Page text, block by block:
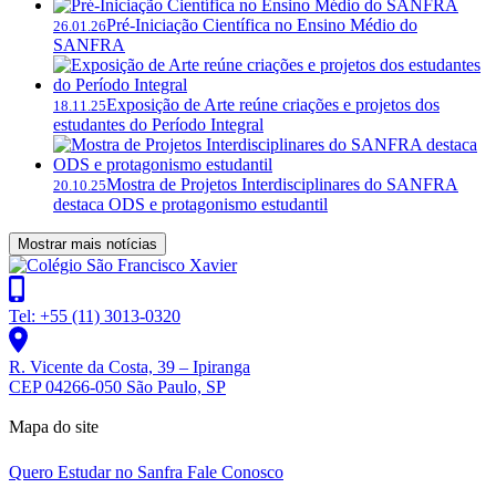
26.01.26Pré-Iniciação Científica no Ensino Médio do
SANFRA
18.11.25Exposição de Arte reúne criações e projetos dos
estudantes do Período Integral
20.10.25Mostra de Projetos Interdisciplinares do SANFRA
destaca ODS e protagonismo estudantil
Mostrar mais notícias
Tel: +55 (11) 3013-0320
R. Vicente da Costa, 39 – Ipiranga
CEP 04266-050 São Paulo, SP
Mapa do site
Quero Estudar no Sanfra Fale Conosco